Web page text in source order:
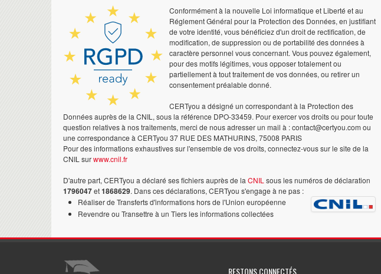
Conformément à la nouvelle Loi informatique et Liberté et au
Réglement Général pour la Protection des Données, en justifiant
de votre identité, vous bénéficiez d'un droit de rectification, de
modification, de suppression ou de portabilité des données à
caractère personnel vous concernant. Vous pouvez également,
pour des motifs légitimes, vous opposer totalement ou
partiellement à tout traitement de vos données, ou retirer un
consentement préalable donné.
CERTyou a désigné un correspondant à la Protection des
Données auprès de la CNIL, sous la référence DPO-33459. Pour exercer vos droits ou pour toute
question relatives à nos traitements, merci de nous adresser un mail à : contact@certyou.com ou
une correspondance à CERTyou 37 RUE DES MATHURINS, 75008 PARIS
Pour des informations exhaustives sur l'ensemble de vos droits, connectez-vous sur le site de la
CNIL surwww.cnil.fr
D'autre part, CERTyou a déclaré ses fichiers auprès de la CNIL sous les numéros de déclaration
1796047et1868629. Dans ces déclarations, CERTyou s'engage à ne pas :
Réaliser de Transferts d'informations hors de l'Union européenne
Revendre ou Transettre à un Tiers les informations collectées
RESTONS CONNECTÉS